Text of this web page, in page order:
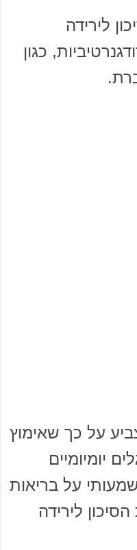
לירידה
כגון
על כך שאימוץ
יומיומיים
על בריאות
לירידה